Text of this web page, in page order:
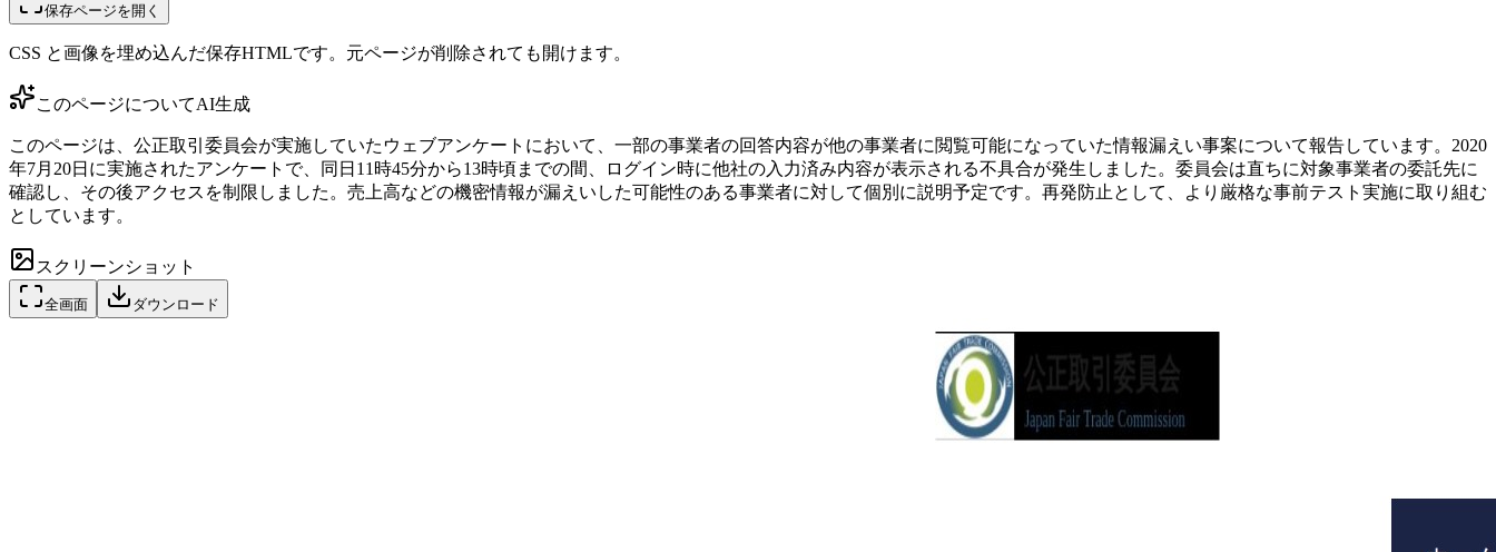
保存ページを開く
CSS と画像を埋め込んだ保存HTMLです。元ページが削除されても開けます。
このページについてAI生成
このページは、公正取引委員会が実施していたウェブアンケートにおいて、一部の事業者の回答内容が他の事業者に閲覧可能になっていた情報漏えい事案について報告しています。2020
年7月20日に実施されたアンケートで、同日11時45分から13時頃までの間、ログイン時に他社の入力済み内容が表示される不具合が発生しました。委員会は直ちに対象事業者の委託先に
確認し、その後アクセスを制限しました。売上高などの機密情報が漏えいした可能性のある事業者に対して個別に説明予定です。再発防止として、より厳格な事前テスト実施に取り組む
としています。
スクリーンショット
全画面 ダウンロード